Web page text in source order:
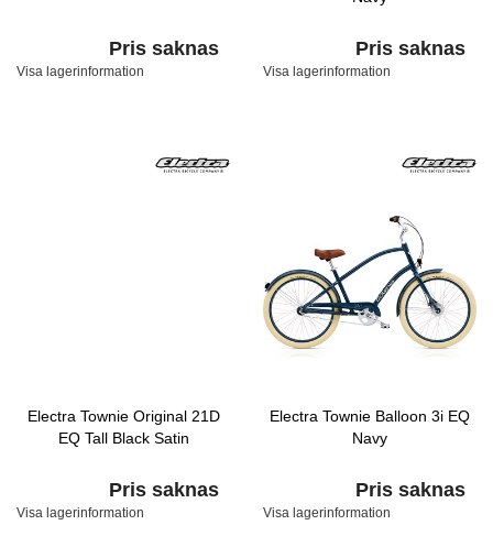
Pris saknas
Visa lagerinformation
Pris saknas
Visa lagerinformation
Electra Townie Original 21D
EQ Tall Black Satin
Pris saknas
Visa lagerinformation
Electra Townie Balloon 3i EQ
Navy
Pris saknas
Visa lagerinformation